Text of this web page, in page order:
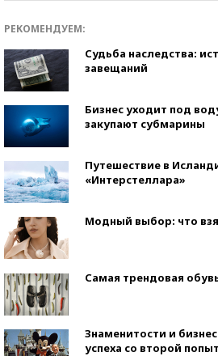
РЕКОМЕНДУЕМ:
Судьба наследства:
завещаний
Бизнес уходит под
закупают субмарины
Путешествие в
«Интерстеллара»
Модный выбор: что
Самая трендовая
Знаменитости и
успеха со второй